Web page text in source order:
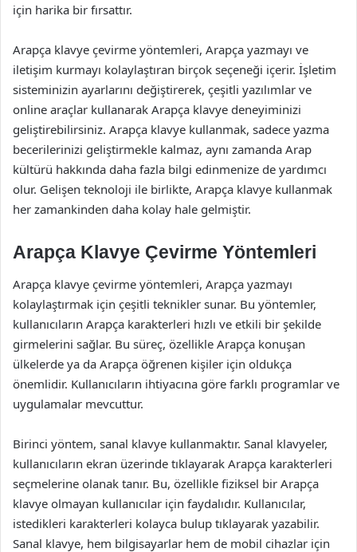
için harika bir fırsattır.
Arapça klavye çevirme yöntemleri, Arapça yazmayı ve
iletişim kurmayı kolaylaştıran birçok seçeneği içerir. İşletim
sisteminizin ayarlarını değiştirerek, çeşitli yazılımlar ve
online araçlar kullanarak Arapça klavye deneyiminizi
geliştirebilirsiniz. Arapça klavye kullanmak, sadece yazma
becerilerinizi geliştirmekle kalmaz, aynı zamanda Arap
kültürü hakkında daha fazla bilgi edinmenize de yardımcı
olur. Gelişen teknoloji ile birlikte, Arapça klavye kullanmak
her zamankinden daha kolay hale gelmiştir.
Arapça Klavye Çevirme Yöntemleri
Arapça klavye çevirme yöntemleri, Arapça yazmayı
kolaylaştırmak için çeşitli teknikler sunar. Bu yöntemler,
kullanıcıların Arapça karakterleri hızlı ve etkili bir şekilde
girmelerini sağlar. Bu süreç, özellikle Arapça konuşan
ülkelerde ya da Arapça öğrenen kişiler için oldukça
önemlidir. Kullanıcıların ihtiyacına göre farklı programlar ve
uygulamalar mevcuttur.
Birinci yöntem, sanal klavye kullanmaktır. Sanal klavyeler,
kullanıcıların ekran üzerinde tıklayarak Arapça karakterleri
seçmelerine olanak tanır. Bu, özellikle fiziksel bir Arapça
klavye olmayan kullanıcılar için faydalıdır. Kullanıcılar,
istedikleri karakterleri kolayca bulup tıklayarak yazabilir.
Sanal klavye, hem bilgisayarlar hem de mobil cihazlar için